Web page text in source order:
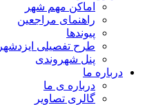
اماکن مهم شهر
راهنمای مراجعین
پیوند‌ها
طرح تفصیلی ایزدشهر
پنل شهروندی
درباره ما
درباره ی ما
گالری تصاویر